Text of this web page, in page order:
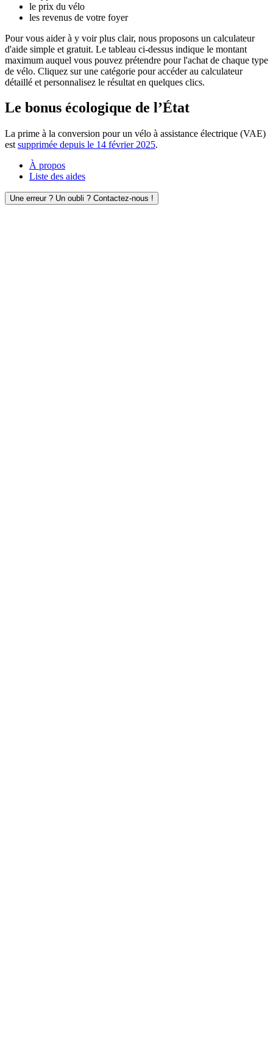
le prix du vélo
les revenus de votre foyer
Pour vous aider à y voir plus clair, nous proposons un calculateur
d'aide simple et gratuit. Le tableau ci-dessus indique le montant
maximum auquel vous pouvez prétendre pour l'achat de chaque type
de vélo. Cliquez sur une catégorie pour accéder au calculateur
détaillé et personnalisez le résultat en quelques clics.
Le bonus écologique de l’État
La prime à la conversion pour un vélo à assistance électrique (VAE)
est supprimée depuis le 14 février 2025.
À propos
Liste des aides
Une erreur ? Un oubli ? Contactez-nous !